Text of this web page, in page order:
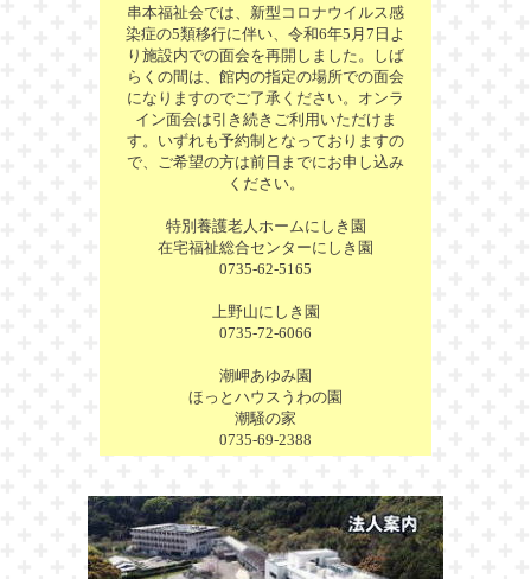
串本福祉会では、新型コロナウイルス感
染症の5類移行に伴い、令和6年5月7日よ
り施設内での面会を再開しました。しば
らくの間は、館内の指定の場所での面会
になりますのでご了承ください。オンラ
イン面会は引き続きご利用いただけま
す。いずれも予約制となっておりますの
で、ご希望の方は前日までにお申し込み
ください。
特別養護老人ホームにしき園
在宅福祉総合センターにしき園
0735-62-5165
上野山にしき園
0735-72-6066
潮岬あゆみ園
ほっとハウスうわの園
潮騒の家
0735-69-2388